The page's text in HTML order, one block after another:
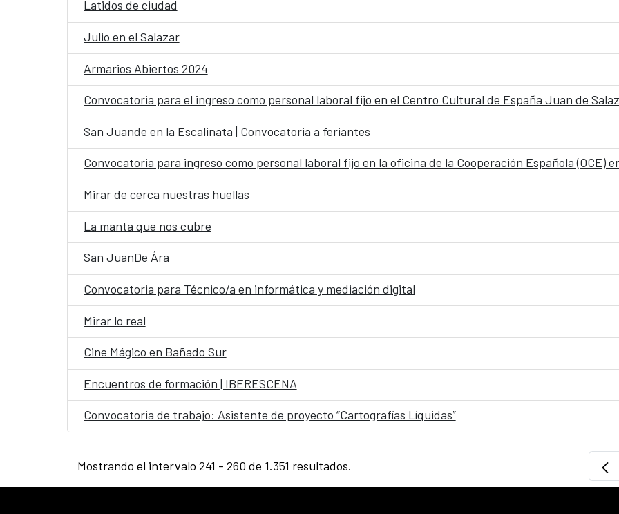
Latidos de ciudad
Julio en el Salazar
Armarios Abiertos 2024
San Juande en la Escalinata | Convocatoria a feriantes
Mirar de cerca nuestras huellas
La manta que nos cubre
San JuanDe Ára
Convocatoria para Técnico/a en informática y mediación digital
Mirar lo real
Cine Mágico en Bañado Sur
Encuentros de formación | IBERESCENA
Convocatoria de trabajo: Asistente de proyecto “Cartografías Líquidas”
Mostrando el intervalo 241 - 260 de 1.351 resultados.